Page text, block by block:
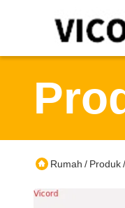
Rumah / Produk/